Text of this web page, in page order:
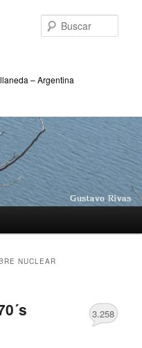
– Argentina
NUCLEAR
3.258